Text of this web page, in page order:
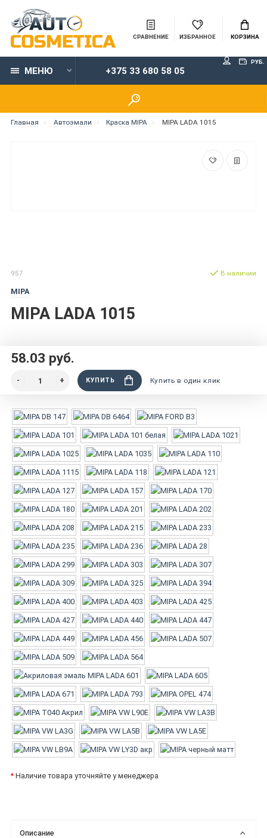
СРАВНЕНИЕ ИЗБРАННОЕ КОРЗИНА
МЕНЮ +375 33 680 58 05
РУБ.
Главная Автоэмали Краска MIPA MIPA LADA 1015
957
MIPA
MIPA LADA 1015
В наличии
58.03 руб.
КУПИТЬ Купить в один клик
* Наличие товара уточняйте у менеджера
Описание